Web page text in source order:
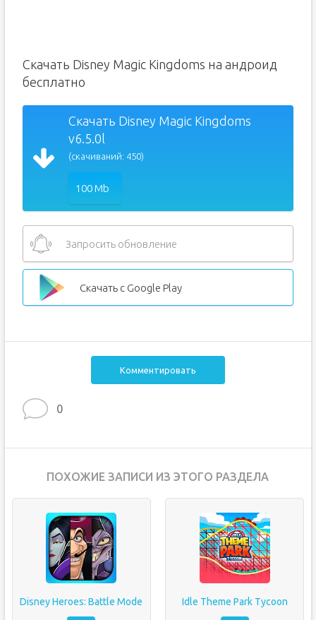
Скачать Disney Magic Kingdoms на андроид
бесплатно
Скачать Disney Magic Kingdoms
v6.5.0l
(скачиваний: 450)
100 Mb
Запросить обновление
Скачать с Google Play
Комментировать
0
ПОХОЖИЕ ЗАПИСИ ИЗ ЭТОГО РАЗДЕЛА
Disney Heroes: Battle Mode Idle Theme Park Tycoon